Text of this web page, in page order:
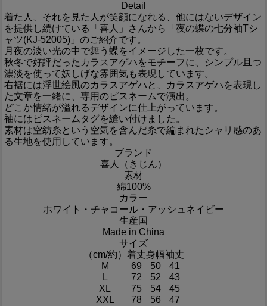
Detail
着た人、それを見た人が笑顔になれる、他にはないデザイン
を提供し続けている「喜人」さんから「夜の蝶の七分袖Tシ
ャツ(KJ-52005)」のご紹介です。
月夜の淡い光の中で舞う蝶をイメージした一枚です。
秋冬で好評だったカラスアゲハをモチーフに、シンプル且つ
濃淡を使って妖しげな雰囲気も表現しています。
右裾には浮世絵風のカラスアゲハと、カラスアゲハを表現し
た文章を一緒に、専用のピスネームで演出。
どこか情緒が溢れるデザインに仕上がっています。
袖にはピスネームタグを縫い付けました。
素材は空紡糸という空気を含んだ糸で編まれたシャリ感のあ
る生地を使用しています。
ブランド
喜人（きじん）
素材
綿100%
カラー
ホワイト・チャコール・アッシュネイビー
生産国
Made in China
サイズ
（cm/約） 着丈身幅袖丈
M
69 50
41
L
72 52
43
XL
75 54
45
XXL
78 56 47